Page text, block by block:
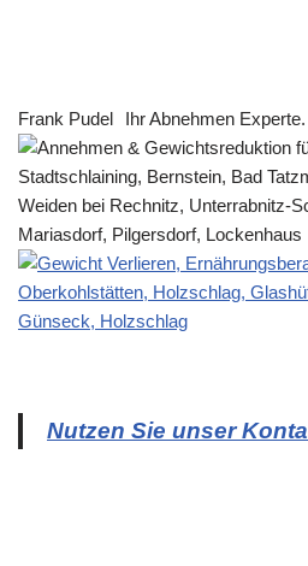
Frank Pudel Ihr Abnehmen Experte.
Nutzen Sie unser